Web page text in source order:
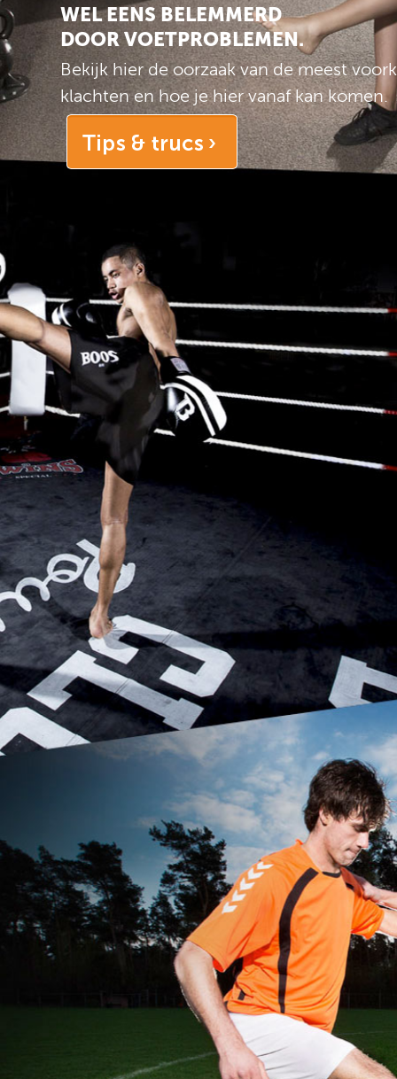
WEL EENS BELEMMERD
DOOR VOETPROBLEMEN.
Bekijk hier de oorzaak van de meest
klachten en hoe je hier vanaf kan komen.